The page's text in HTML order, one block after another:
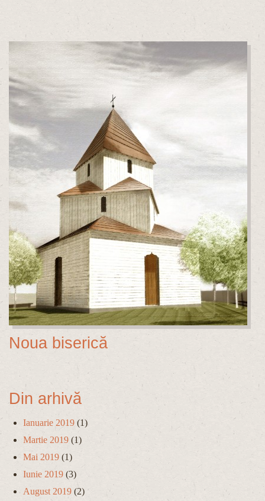
Noua biserică
Din arhivă
Ianuarie 2019 (1)
Martie 2019 (1)
Mai 2019 (1)
Iunie 2019 (3)
August 2019 (2)